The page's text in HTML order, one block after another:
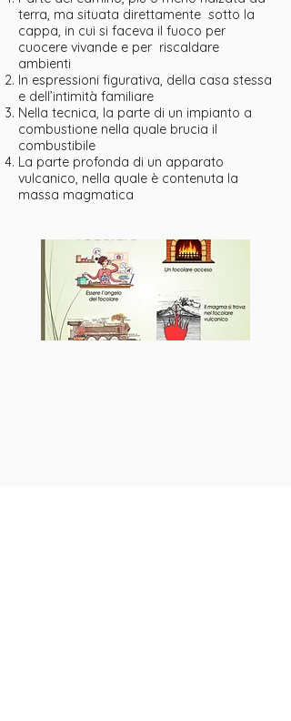
terra, ma situata direttamente sotto la
cappa, in cui si faceva il fuoco per
cuocere vivande e per riscaldare
ambienti
In espressioni figurativa, della casa stessa
e dell’intimità familiare
Nella tecnica, la parte di un impianto a
combustione nella quale brucia il
combustibile
La parte profonda di un apparato
vulcanico, nella quale è contenuta la
massa magmatica